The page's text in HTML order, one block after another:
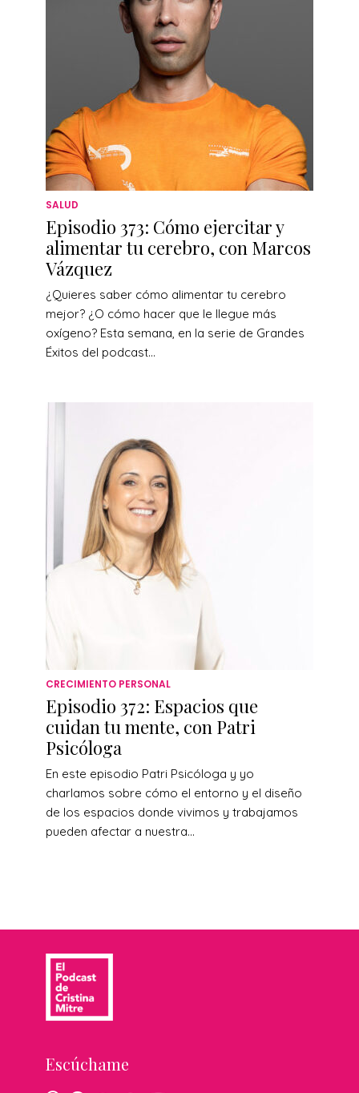
SALUD
Episodio 373: Cómo ejercitar y
alimentar tu cerebro, con Marcos
Vázquez
¿Quieres saber cómo alimentar tu cerebro
mejor? ¿O cómo hacer que le llegue más
oxígeno? Esta semana, en la serie de Grandes
Éxitos del podcast...
CRECIMIENTO PERSONAL
Episodio 372: Espacios que
cuidan tu mente, con Patri
Psicóloga
En este episodio Patri Psicóloga y yo
charlamos sobre cómo el entorno y el diseño
de los espacios donde vivimos y trabajamos
pueden afectar a nuestra...
Escúchame